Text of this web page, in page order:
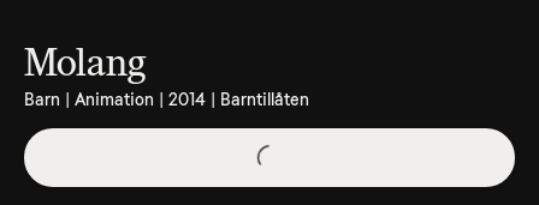
Molang
Barn | Animation | 2014 | Barntillåten